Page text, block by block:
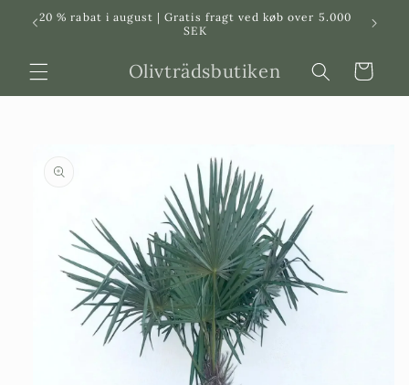
Svenska Dansk
20 % rabat i august | Gratis fragt ved køb over 5.000
SEK
Olivträdsbutiken Indkøbskurv